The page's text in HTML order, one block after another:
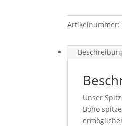
Artikelnummer:
Unser
Boho